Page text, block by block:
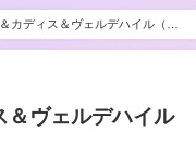
ディス＆ヴェルデハイル（ｻ
ヴェルデハイル